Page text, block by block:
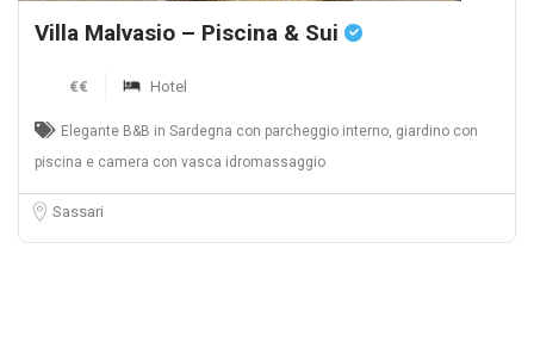
Villa Malvasio – Piscina & Sui
€€ Hotel
Elegante B&B in Sardegna con parcheggio interno, giardino con
piscina e camera con vasca idromassaggio
Sassari